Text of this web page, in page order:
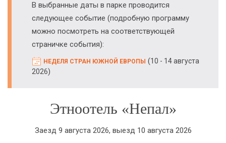
В выбранные даты в парке проводится
следующее событие (подробную программу
можно посмотреть на соответствующей
страничке события):
НЕДЕЛЯ СТРАН ЮЖНОЙ ЕВРОПЫ (10 - 14 августа
2026)
Этноотель «Непал»
Заезд 9 августа 2026, выезд 10 августа 2026